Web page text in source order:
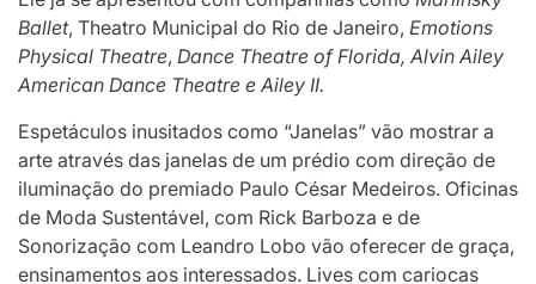
Ballet, Theatro Municipal do Rio de Janeiro, Emotions
Physical Theatre, Dance Theatre of Florida, Alvin Ailey
American Dance Theatre e Ailey II.
Espetáculos inusitados como “Janelas” vão mostrar a
arte através das janelas de um prédio com direção de
iluminação do premiado Paulo César Medeiros. Oficinas
de Moda Sustentável, com Rick Barboza e de
Sonorização com Leandro Lobo vão oferecer de graça,
ensinamentos aos interessados. Lives com cariocas